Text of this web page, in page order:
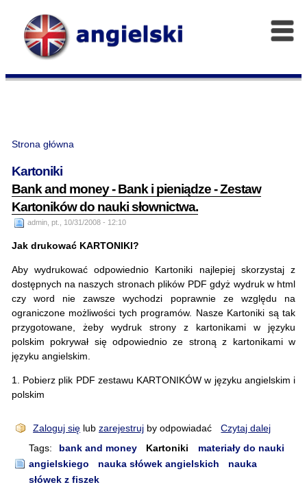
Strona główna
Kartoniki
Bank and money - Bank i pieniądze - Zestaw
Kartoników do nauki słownictwa.
admin, pt., 10/31/2008 - 12:10
Jak drukować KARTONIKI?
Aby wydrukować odpowiednio Kartoniki najlepiej skorzystaj z
dostępnych na naszych stronach plików PDF gdyż wydruk w html
czy word nie zawsze wychodzi poprawnie ze względu na
ograniczone możliwości tych programów. Nasze Kartoniki są tak
przygotowane, żeby wydruk strony z kartonikami w języku
polskim pokrywał się odpowiednio ze stroną z kartonikami w
języku angielskim.
1. Pobierz plik PDF zestawu KARTONIKÓW w języku angielskim i
polskim
Zaloguj się lubzarejestruj by odpowiadać
Czytaj dalej
Tags:
bank and money Kartoniki
materiały do nauki
angielskiego
nauka słówek angielskich
nauka
słówek z fiszek